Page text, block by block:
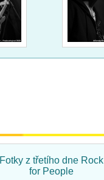
Fotky z třetího dne Rock
for People